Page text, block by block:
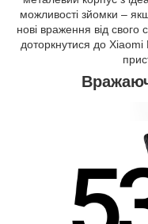
можливості зйомки –
нові враження від
доторкнутися до